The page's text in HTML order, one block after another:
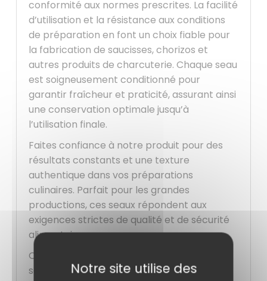
conformité aux normes prescrites. La facilité
d’utilisation et la résistance aux conditions
de préparation en font un choix fiable pour
la fabrication de saucisses, chorizos et
autres produits de charcuterie. Chaque seau
est soigneusement conditionné pour
garantir fraîcheur et praticité, assurant ainsi
une conservation optimale jusqu’à
l’utilisation finale.
Faites confiance à notre produit pour des
résultats constants et une texture
authentique dans vos préparations
culinaires. Parfait pour les grandes
productions, ces seaux répondent aux
exigences strictes de qualité et de sécurité
alimentaire.
Optez pour la qualité et la fiabilité avec nos
seaux de boyau de mouton Halal pour des
Notre site utilise des